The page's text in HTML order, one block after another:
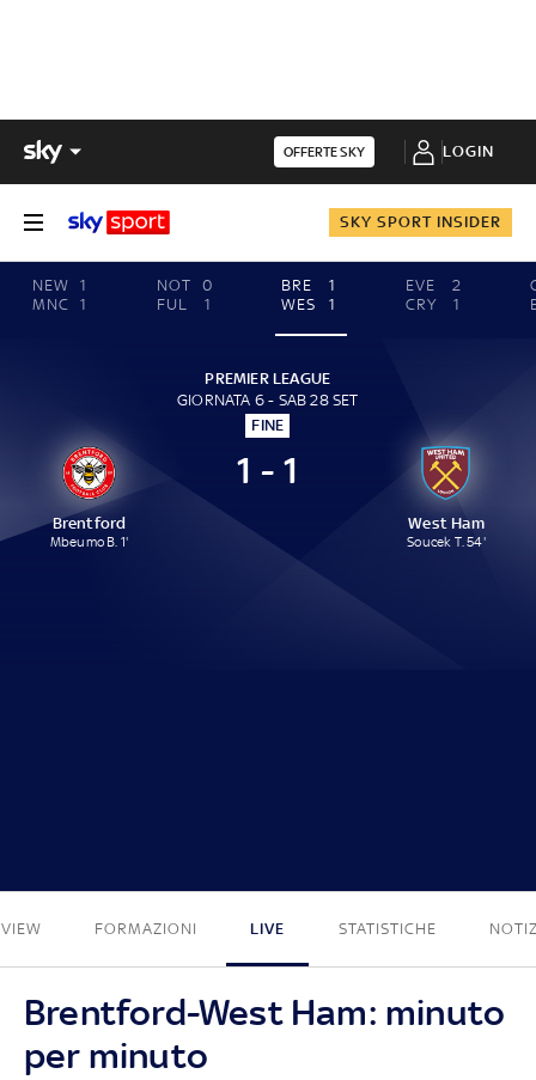
OFFERTE SKY LOGIN
SKY SPORT INSIDER
NEW
1
MNC
1
NOT
0
FUL
1
BRE
1
WES
1
EVE
2
CRY
1
PREMIER LEAGUE
GIORNATA 6 - SAB 28 SET
FINE
Brentford
Mbeumo B. 1'
1 - 1
West Ham
Soucek T. 54'
FORMAZIONI LIVE STATISTICHE
Brentford-West Ham: minuto
per minuto